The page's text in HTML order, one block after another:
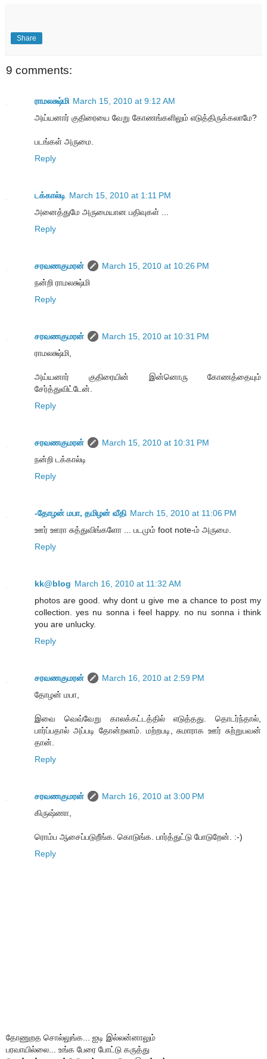
Share
9 comments:
ராமலக்ஷ்மி March 15, 2010 at 9:12 AM
அய்யனார் குதிரையை வேறு கோணங்களிலும் எடுத்திருக்கலாமே?
படங்கள் அருமை.
Reply
டக்கால்டி March 15, 2010 at 1:11 PM
அனைத்துமே அருமையான பதிவுகள் ...
Reply
சரவணகுமரன்
March 15, 2010 at 10:26 PM
நன்றி ராமலக்ஷ்மி
Reply
சரவணகுமரன்
March 15, 2010 at 10:31 PM
ராமலக்ஷ்மி,
அய்யனார் குதிரையின் இன்னொரு கோணத்தையும்
சேர்த்துவிட்டேன்.
Reply
சரவணகுமரன்
March 15, 2010 at 10:31 PM
நன்றி டக்கால்டி
Reply
-தோழன் மபா, தமிழன் வீதி March 15, 2010 at 11:06 PM
ஊர் ஊரா சுத்துவிங்களோ ... படமும் foot note-ம் அருமை.
Reply
kk@blog March 16, 2010 at 11:32 AM
photos are good. why dont u give me a chance to post my
collection. yes nu sonna i feel happy. no nu sonna i think
you are unlucky.
Reply
சரவணகுமரன்
March 16, 2010 at 2:59 PM
தோழன் மபா,
இவை வெவ்வேறு காலக்கட்டத்தில் எடுத்தது. தொடர்ந்தால்,
பார்ப்பதால் அப்படி தோன்றலாம். மற்றபடி, சுமாராக ஊர் சுற்றுபவன்
தான்.
Reply
சரவணகுமரன்
March 16, 2010 at 3:00 PM
கிருஷ்ணா,
ரொம்ப ஆசைப்படுறீங்க. கொடுங்க. பார்த்துட்டு போடுறேன். :-)
Reply
தோணுறத சொல்லுங்க... ஐடி இல்லன்னாலும்
பரவாயில்லை... உங்க பேரை போட்டு கருத்து